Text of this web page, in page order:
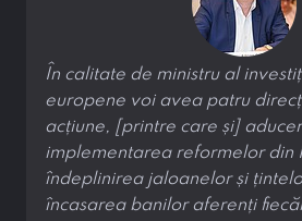
În calitate de ministru al
europene voi avea patru
acțiune, [printre care și]
implementarea reformelor din
îndeplinirea jaloanelor și
încasarea banilor aferenți